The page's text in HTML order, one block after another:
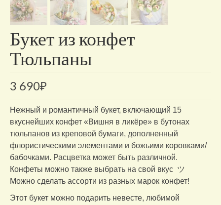
Букет из конфет
Тюльпаны
3 690₽
Нежный и романтичный букет, включающий 15
вкуснейших конфет «Вишня в ликёре» в бутонах
тюльпанов из креповой бумаги, дополненный
флористическими элементами и божьими коровками/
бабочками. Расцветка может быть различной.
Конфеты можно также выбрать на свой вкус ツ
Можно сделать ассорти из разных марок конфет!
Этот букет можно подарить невесте, любимой